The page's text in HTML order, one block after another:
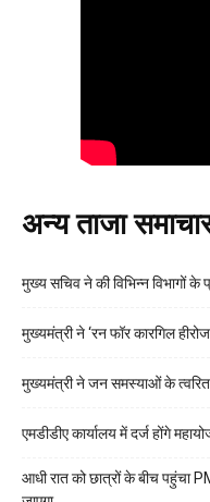
अन्य ताजा
मुख्य सचिव ने की विभिन्न विभागों के
मुख्यमंत्री ने ‘रन फॉर कारगिल
मुख्यमंत्री ने जन समस्याओं के त्वरित
एमडीडीए कार्यालय में दर्ज होंगे
आधी रात को छात्रों के बीच पहुंचा